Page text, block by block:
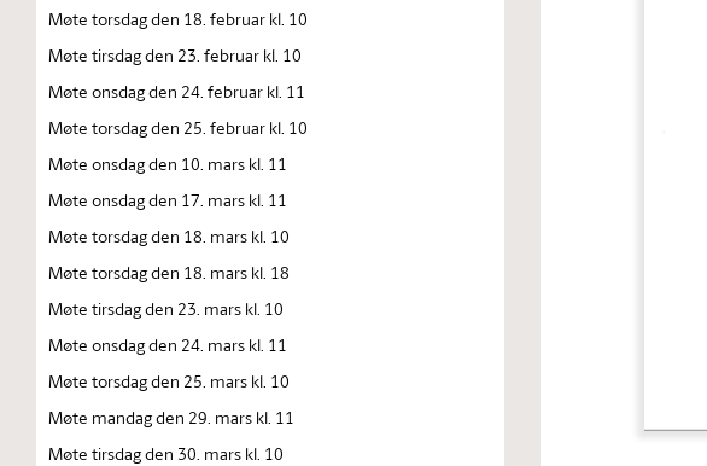
Møte torsdag den 18. februar kl. 10
Møte tirsdag den 23. februar kl. 10
Møte onsdag den 24. februar kl. 11
Møte torsdag den 25. februar kl. 10
Møte onsdag den 10. mars kl. 11
Møte onsdag den 17. mars kl. 11
Møte torsdag den 18. mars kl. 10
Møte torsdag den 18. mars kl. 18
Møte tirsdag den 23. mars kl. 10
Møte onsdag den 24. mars kl. 11
Møte torsdag den 25. mars kl. 10
Møte mandag den 29. mars kl. 11
Møte tirsdag den 30. mars kl. 10